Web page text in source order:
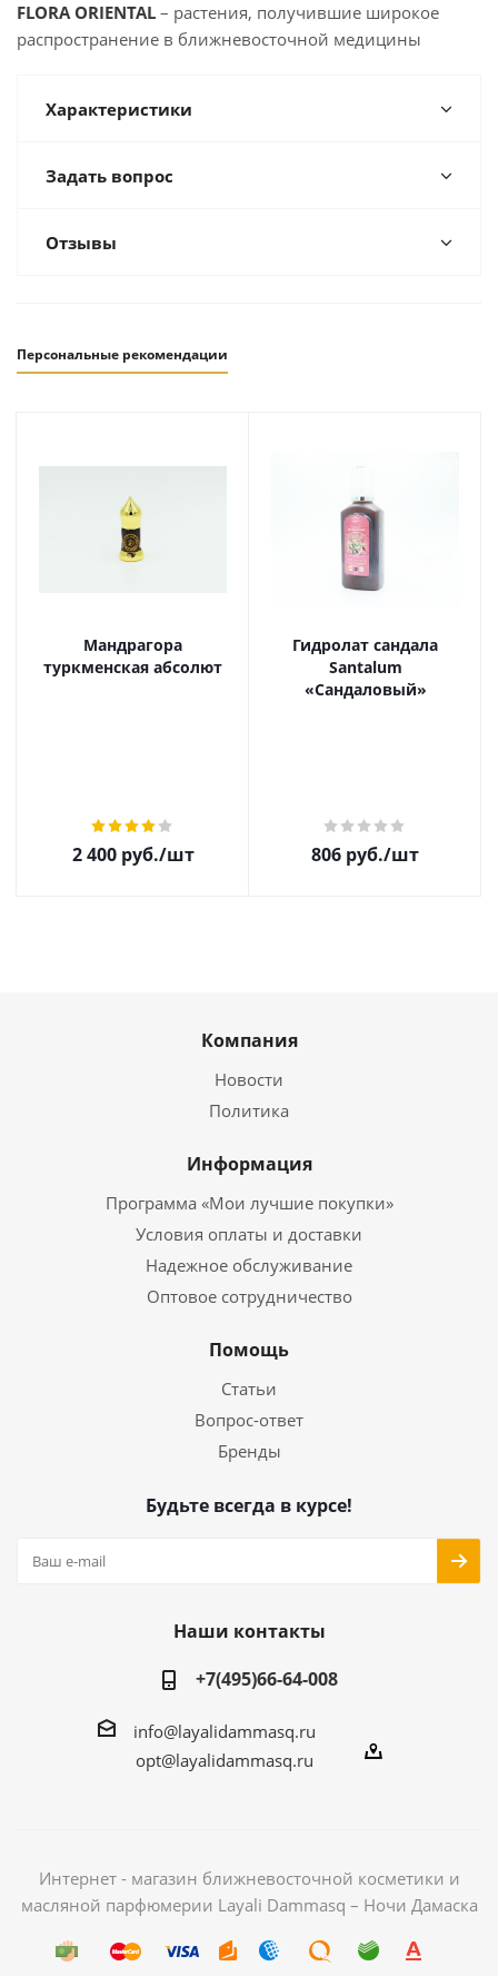
FLORA ORIENTAL – растения, получившие широкое
распространение в ближневосточной медицины
Характеристики
Задать вопрос
Отзывы
Персональные рекомендации
Мандрагора
туркменская абсолют
2 400руб./шт
Гидролат сандала
Santalum
«Сандаловый»
806 руб./шт
Компания
Новости
Политика
Информация
Программа «Мои лучшие покупки»
Условия оплаты и доставки
Надежное обслуживание
Оптовое сотрудничество
Помощь
Статьи
Вопрос-ответ
Бренды
Будьте всегда в курсе!
Наши контакты
+7(495)66-64-008
info@layalidammasq.ru
opt@layalidammasq.ru
Интернет - магазин ближневосточной косметики и
масляной парфюмерии Layali Dammasq – Ночи Дамаска